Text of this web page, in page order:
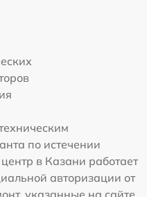
по истечении
в Казани работает
авторизации от
указанные на сайте,